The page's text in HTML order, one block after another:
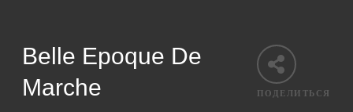
ПОДЕЛИТЬСЯ
Belle Epoque De
Marche